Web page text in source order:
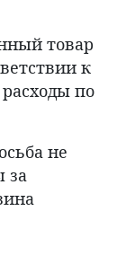
товар
к
по
не
за